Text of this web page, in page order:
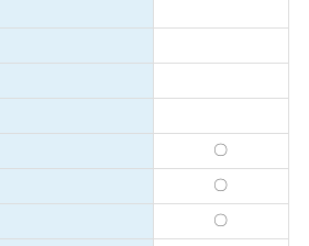
〇
〇
〇